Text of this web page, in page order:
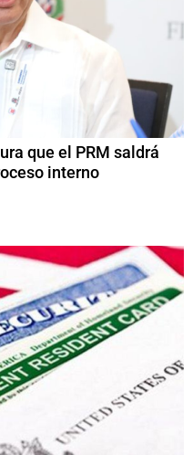
que el PRM saldrá
interno